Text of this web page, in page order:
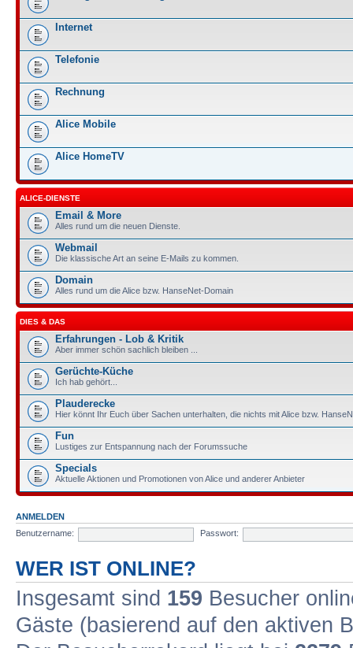
Internet
Telefonie
Rechnung
Alice Mobile
Alice HomeTV
ALICE-DIENSTE
Email & More
Alles rund um die neuen Dienste.
Webmail
Die klassische Art an seine E-Mails zu kommen.
Domain
Alles rund um die Alice bzw. HanseNet-Domain
DIES & DAS
Erfahrungen - Lob & Kritik
Aber immer schön sachlich bleiben ...
Gerüchte-Küche
Ich hab gehört...
Plauderecke
Hier könnt Ihr Euch über Sachen unterhalten, die nichts mit Alice bzw.
Fun
Lustiges zur Entspannung nach der Forumssuche
Specials
Aktuelle Aktionen und Promotionen von Alice und anderer Anbieter
ANMELDEN
Benutzername:
Passwort:
WER IST ONLINE?
Insgesamt sind 159 Besucher
Gäste (basierend auf den aktiven